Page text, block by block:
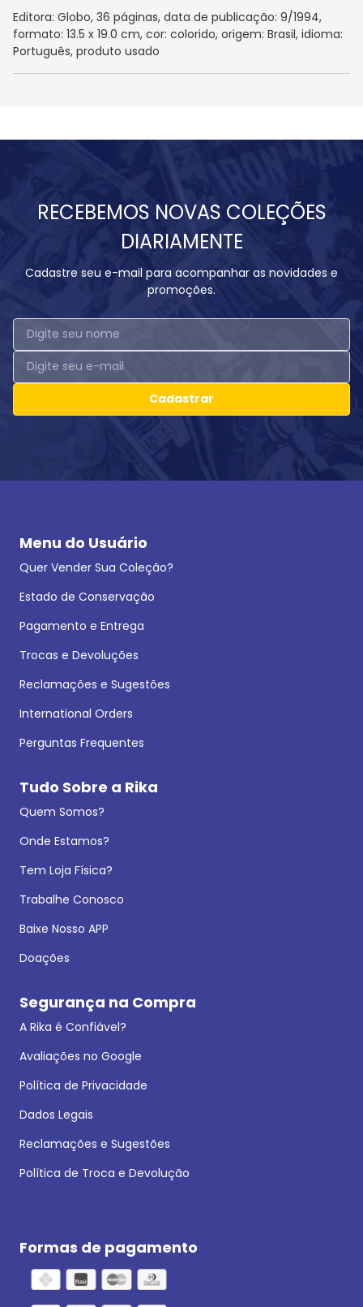
Editora: Globo, 36 páginas, data de publicação: 9/1994,
formato: 13.5 x 19.0 cm, cor: colorido, origem: Brasil, idioma:
Português, produto usado
RECEBEMOS NOVAS COLEÇÕES
DIARIAMENTE
Cadastre seu e-mail para acompanhar as novidades e
promoções.
Cadastrar
Menu do Usuário
Quer Vender Sua Coleção?
Estado de Conservação
Pagamento e Entrega
Trocas e Devoluções
Reclamações e Sugestões
International Orders
Perguntas Frequentes
Tudo Sobre a Rika
Quem Somos?
Onde Estamos?
Tem Loja Física?
Trabalhe Conosco
Baixe Nosso APP
Doações
Segurança na Compra
A Rika é Confiável?
Avaliações no Google
Política de Privacidade
Dados Legais
Reclamações e Sugestões
Política de Troca e Devolução
Formas de pagamento